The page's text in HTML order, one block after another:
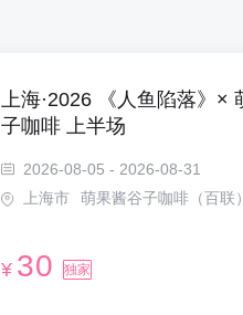
上海·2026 《人鱼陷落》× 萌果酱谷
子咖啡 上半场
2026-08-05 - 2026-08-31
上海市
萌果酱谷子咖啡（百联）
¥ 30 独家